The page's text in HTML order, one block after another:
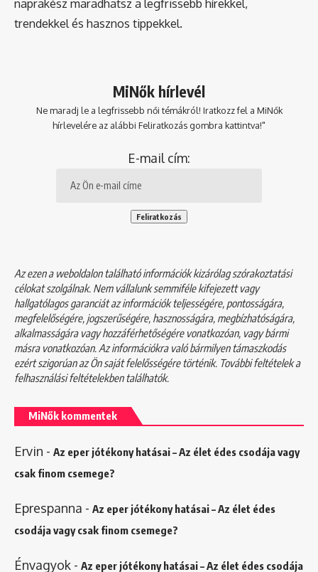
naprakész maradhatsz a legfrissebb hírekkel,
trendekkel és hasznos tippekkel.
MiNők hírlevél
Ne maradj le a legfrissebb női témákról! Iratkozz fel a MiNők
hírlevelére az alábbi Feliratkozás gombra kattintva!"
E-mail cím:
Az ezen a weboldalon található információk kizárólag szórakoztatási
célokat szolgálnak. Nem vállalunk semmiféle kifejezett vagy
hallgatólagos garanciát az információk teljességére, pontosságára,
megfelelőségére, jogszerűségére, hasznosságára, megbízhatóságára,
alkalmasságára vagy hozzáférhetőségére vonatkozóan, vagy bármi
másra vonatkozóan. Az információkra való bármilyen támaszkodás
ezért szigorúan az Ön saját felelősségére történik. További feltételek a
felhasználási feltételekbentalálhatók.
MiNők kommentek
Ervin - Az eper jótékony hatásai – Az élet édes csodája vagy
csak finom csemege?
Eprespanna - Az eper jótékony hatásai – Az élet édes
csodája vagy csak finom csemege?
Énvagyok - Az eper jótékony hatásai – Az élet édes csodája